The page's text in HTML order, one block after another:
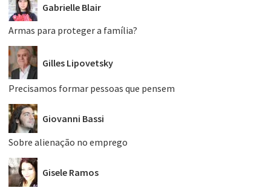
Gabrielle Blair
Armas para proteger a família?
Gilles Lipovetsky
Precisamos formar pessoas que pensem
Giovanni Bassi
Sobre alienação no emprego
Gisele Ramos